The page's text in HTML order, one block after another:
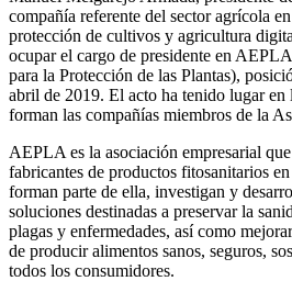
compañía referente del sector agrícola
protección de cultivos y agricultura
ocupar el cargo de presidente en
para la Protección de las Plantas),
abril de 2019. El acto ha tenido lugar en
forman las compañías miembros de la
AEPLA es la asociación empresarial
fabricantes de productos fitosanitarios
forman parte de ella, investigan y
soluciones destinadas a preservar la
plagas y enfermedades, así como
de producir alimentos sanos, seguros,
todos los consumidores.